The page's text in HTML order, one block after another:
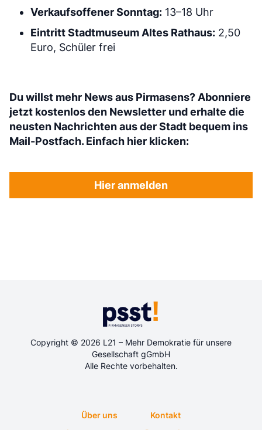
Verkaufsoffener Sonntag: 13–18 Uhr
Eintritt Stadtmuseum Altes Rathaus: 2,50
Euro, Schüler frei
Du willst mehr News aus Pirmasens? Abonniere
jetzt kostenlos den Newsletter und erhalte die
neusten Nachrichten aus der Stadt bequem ins
Mail-Postfach. Einfach hier klicken:
Hier anmelden
Copyright © 2026 L21 – Mehr Demokratie für unsere
Gesellschaft gGmbH
Alle Rechte vorbehalten.
Über uns
Kontakt